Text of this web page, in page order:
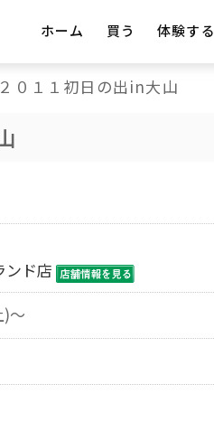
ホーム 買う 体験する
２０１１初日の出in大山
ンド店
)～